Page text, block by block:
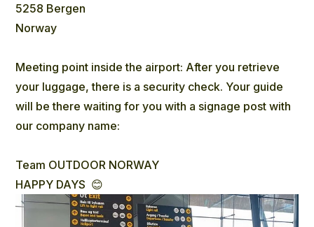
5258 Bergen
Norway
Meeting point inside the airport: After you retrieve
your luggage, there is a security check. Your guide
will be there waiting for you with a signage post with
our company name:
Team OUTDOOR NORWAY
HAPPY DAYS 😊